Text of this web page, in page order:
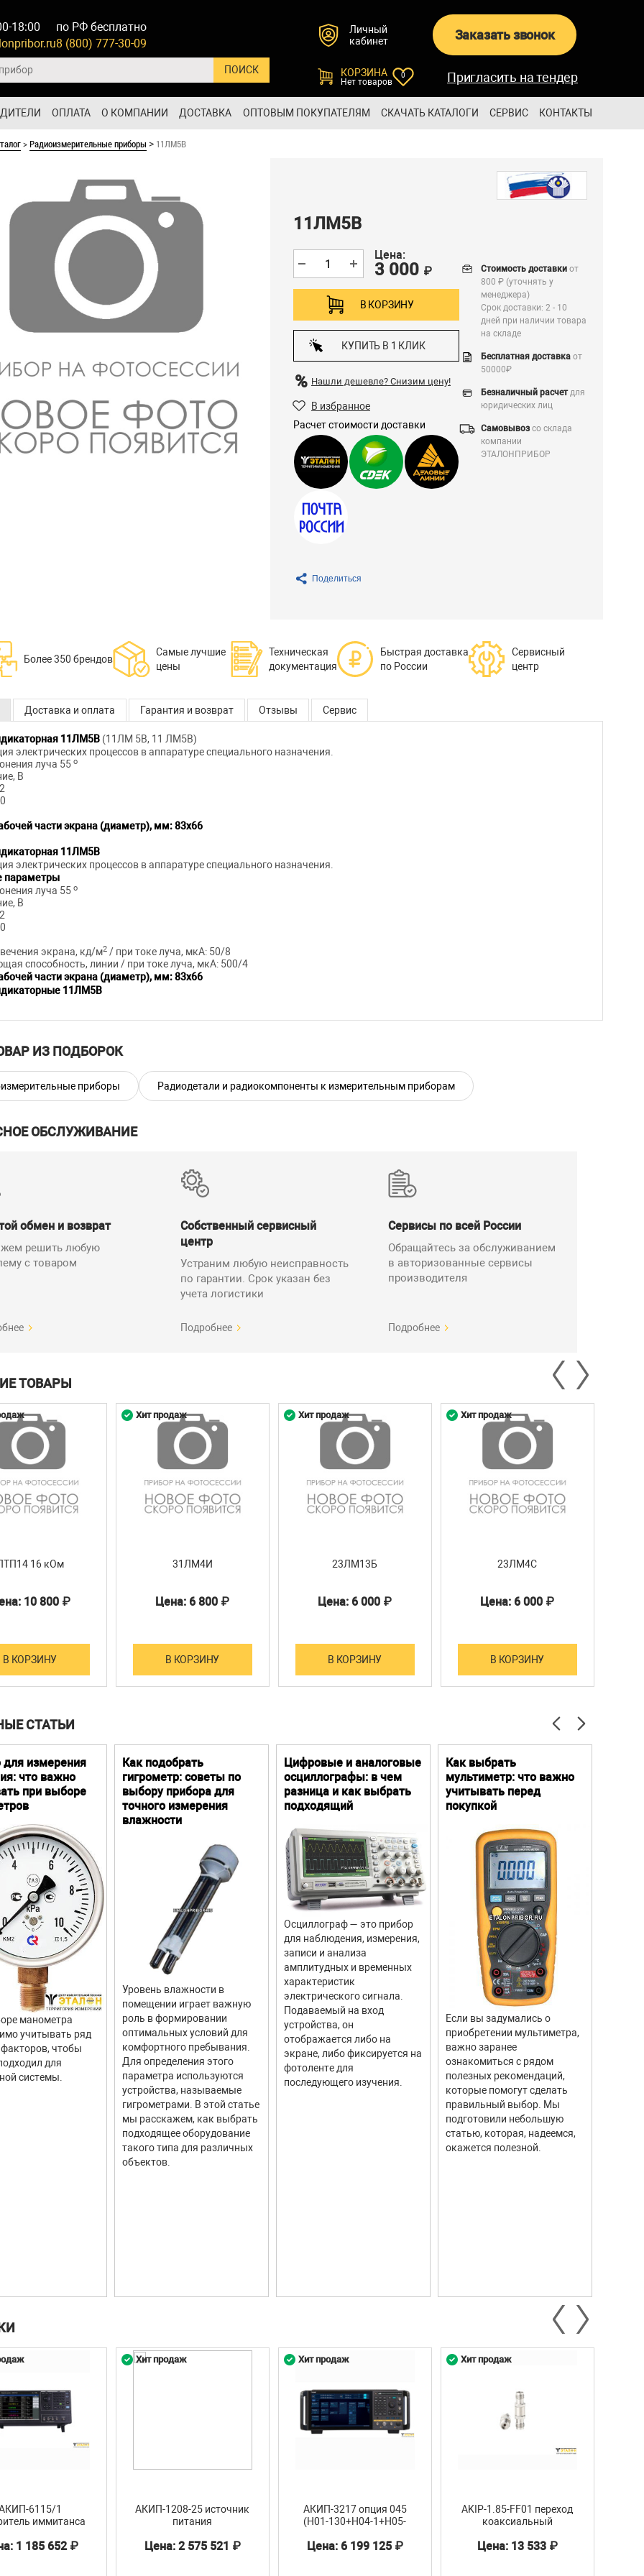
18:00
по РФ бесплатно
8 (800) 777-30-09
Личный
кабинет
Заказать звонок
КОРЗИНА
Нет товаров
0 Пригласить на тендер
ОПЛАТА О КОМПАНИИ ДОСТАВКА ОПТОВЫМ ПОКУПАТЕЛЯМ СКАЧАТЬ КАТАЛОГИ СЕРВИС КОНТАКТЫ
>Радиоизмерительные приборы > 11ЛМ5В
11ЛМ5В
Цена:
3 000 ₽
В КОРЗИНУ
КУПИТЬ В 1 КЛИК
Нашли дешевле? Снизим цену!
В избранное
Расчет стоимости доставки
Стоимость доставкиот
800 ₽ (уточнять у
менеджера)
Срок доставки: 2 - 10
дней при наличии товара
на складе
Бесплатная доставкаот
50000₽
Безналичный расчетдля
юридических лиц
Самовывозсо склада
компании
ЭТАЛОНПРИБОР
Поделиться
Более 350 брендов
Самые лучшие
цены
Техническая
документация
Быстрая доставка
по России
Сервисный
центр
Доставка и оплата Гарантия и возврат Отзывы Сервис
11ЛМ5В (11ЛМ 5В, 11 ЛМ5В)
электрических процессов в аппаратуре специального назначения.
луча 55 о
В
части экрана (диаметр), мм: 83х66
11ЛМ5В
электрических процессов в аппаратуре специального назначения.
параметры
луча 55 о
В
экрана, кд/м2 / при токе луча, мкА: 50/8
способность, линии / при токе луча, мкА: 500/4
части экрана (диаметр), мм: 83х66
11ЛМ5В
ИЗ ПОДБОРОК
приборы Радиодетали и радиокомпоненты к измерительным приборам
ОБСЛУЖИВАНИЕ
обмен и возврат
решить любую
с товаром
Собственный сервисный
центр
Устраним любую неисправность
по гарантии. Срок указан без
учета логистики
Подробнее
Сервисы по всей России
Обращайтесь за обслуживанием
в авторизованные сервисы
производителя
Подробнее
ТОВАРЫ
16 кОм
10 800 ₽
В КОРЗИНУ
31ЛМ4И
Цена: 6 800 ₽
В КОРЗИНУ
Хит продаж
23ЛМ13Б
Цена: 6 000 ₽
В КОРЗИНУ
Хит продаж
23ЛМ4С
Цена: 6 000 ₽
В КОРЗИНУ
Хит продаж
СТАТЬИ
для измерения
что важно
при выборе
манометра
учитывать ряд
чтобы
для
системы.
Как подобрать
гигрометр: советы по
выбору прибора для
точного измерения
влажности
Уровень влажности в
помещении играет важную
роль в формировании
оптимальных условий для
комфортного пребывания.
Для определения этого
параметра используются
устройства, называемые
гигрометрами. В этой статье
мы расскажем, как выбрать
подходящее оборудование
такого типа для различных
объектов.
Цифровые и аналоговые
осциллографы: в чем
разница и как выбрать
подходящий
Осциллограф — это прибор
для наблюдения, измерения,
записи и анализа
амплитудных и временных
характеристик
электрического сигнала.
Подаваемый на вход
устройства, он
отображается либо на
экране, либо фиксируется на
фотоленте для
последующего изучения.
Как выбрать
мультиметр: что важно
учитывать перед
покупкой
Если вы задумались о
приобретении мультиметра,
важно заранее
ознакомиться с рядом
полезных рекомендаций,
которые помогут сделать
правильный выбор. Мы
подготовили небольшую
статью, которая, надеемся,
окажется полезной.
6115/1
иммитанса
1 185 652 ₽
АКИП-1208-25 источник
питания
Цена: 2 575 521 ₽
Хит продаж
АКИП-3217 опция 045
(Н01-130+H04-1+H05-
генератор сигналов
Цена: 6 199 125 ₽
Хит продаж
AKIP-1.85-FF01 переход
коаксиальный
Цена: 13 533 ₽
Хит продаж